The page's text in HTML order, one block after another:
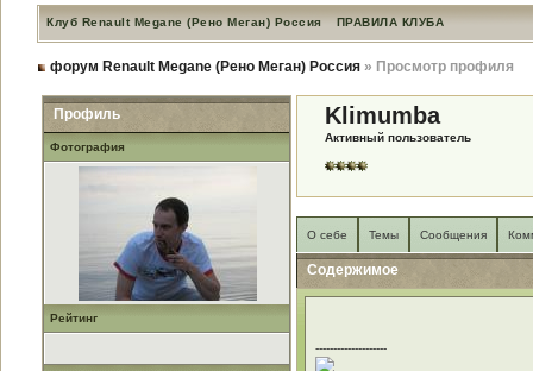
Клуб Renault Megane (Рено Меган) Россия ПРАВИЛА КЛУБА
форум Renault Megane (Рено Меган) Россия » Просмотр профиля
Профиль
Фотография
Рейтинг
Klimumba
Активный пользователь
О себе Темы Сообщения
Содержимое
--------------------